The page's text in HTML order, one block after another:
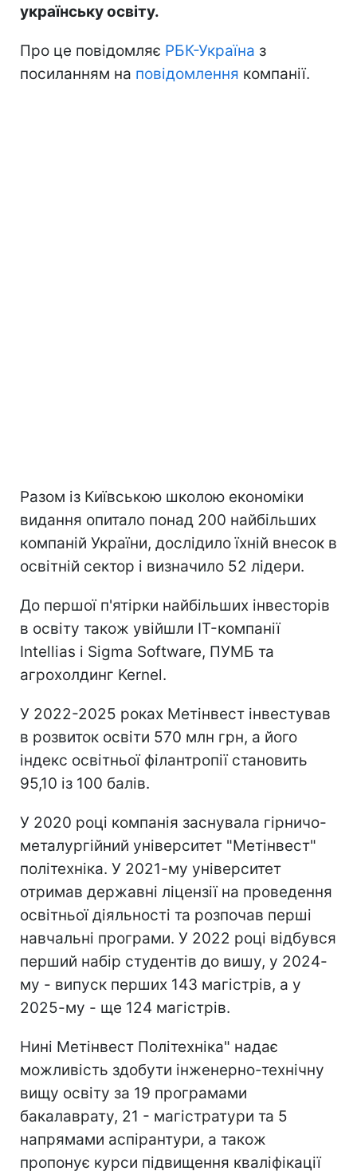
українську освіту.
Про це повідомляє РБК-Україна з
посиланням на повідомлення компанії.
Разом із Київською школою економіки
видання опитало понад 200 найбільших
компаній України, дослідило їхній внесок в
освітній сектор і визначило 52 лідери.
До першої п'ятірки найбільших інвесторів
в освіту також увійшли IT-компанії
Intellias і Sigma Software, ПУМБ та
агрохолдинг Kernel.
У 2022-2025 роках Метінвест інвестував
в розвиток освіти 570 млн грн, а його
індекс освітньої філантропії становить
95,10 із 100 балів.
У 2020 році компанія заснувала гірничо-
металургійний університет "Метінвест"
політехніка. У 2021-му університет
отримав державні ліцензії на проведення
освітньої діяльності та розпочав перші
навчальні програми. У 2022 році відбувся
перший набір студентів до вишу, у 2024-
му - випуск перших 143 магістрів, а у
2025-му - ще 124 магістрів.
Нині Метінвест Політехніка" надає
можливість здобути інженерно-технічну
вищу освіту за 19 програмами
бакалаврату, 21 - магістратури та 5
напрямами аспірантури, а також
пропонує курси підвищення кваліфікації